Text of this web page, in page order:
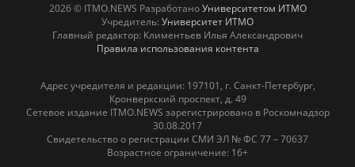
2026 © ITMO.NEWS РазработаноУниверситетом ИТМО
Учредитель: Университет ИТМО
Главный редактор: Климентьев Илья Александрович
Правила использования контента
Адрес учредителя и редакции: 197101, г. Санкт-Петербург,
Кронверкский проспект, д. 49
Сетевое издание ITMO.NEWS зарегистрировано в Роскомнадзор
30.08.2017
Свидетельство о регистрации СМИ ЭЛ № ФС 77 – 70637
Возрастное ограничение: 16+